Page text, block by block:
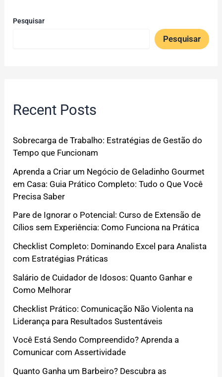
Pesquisar
Pesquisar
Recent Posts
Sobrecarga de Trabalho: Estratégias de Gestão do
Tempo que Funcionam
Aprenda a Criar um Negócio de Geladinho Gourmet
em Casa: Guia Prático Completo: Tudo o Que Você
Precisa Saber
Pare de Ignorar o Potencial: Curso de Extensão de
Cílios sem Experiência: Como Funciona na Prática
Checklist Completo: Dominando Excel para Analista
com Estratégias Práticas
Salário de Cuidador de Idosos: Quanto Ganhar e
Como Melhorar
Checklist Prático: Comunicação Não Violenta na
Liderança para Resultados Sustentáveis
Você Está Sendo Compreendido? Aprenda a
Comunicar com Assertividade
Quanto Ganha um Barbeiro? Descubra as